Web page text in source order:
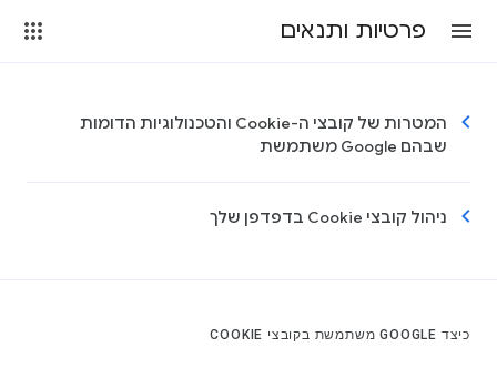
פרטיות ותנאים
המטרות של קובצי ה-Cookie והטכנולוגיות הדומות
שבהם Google משתמשת
ניהול קובצי Cookie בדפדפן שלך
כיצד GOOGLE משתמשת בקובצי COOKIE